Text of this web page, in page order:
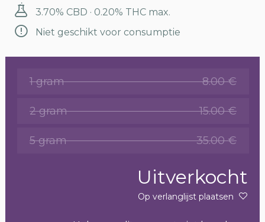
3.70% CBD · 0.20% THC max.
Niet geschikt voor consumptie
1 gram 8.00 €
2 gram 15.00 €
5 gram 35.00 €
Uitverkocht
Op verlanglijst plaatsen